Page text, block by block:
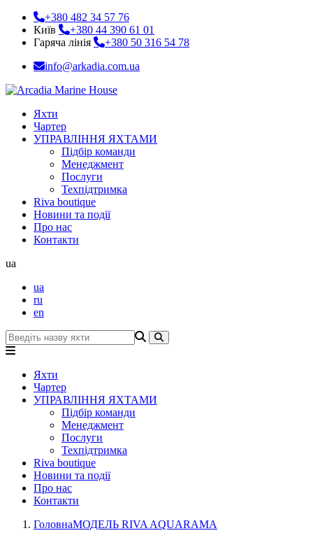
+380 482 34 57 76
Київ
+380 44 390 61 01
Гаряча лінія
+380 50 316 54 78
info@arkadia.com.ua
Яхти
Чартер
УПРАВЛІННЯ ЯХТАМИ
Підбір команди
Менеджмент
Послуги
Техпідтримка
Riva boutique
Новини та події
Про нас
Контакти
ua
ua
ru
en
Яхти
Чартер
УПРАВЛІННЯ ЯХТАМИ
Підбір команди
Менеджмент
Послуги
Техпідтримка
Riva boutique
Новини та події
Про нас
Контакти
ГоловнаМОДЕЛЬ RIVA AQUARAMA